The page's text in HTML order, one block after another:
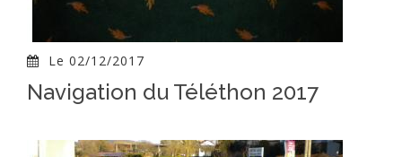
Le 02/12/2017
Navigation du Téléthon 2017